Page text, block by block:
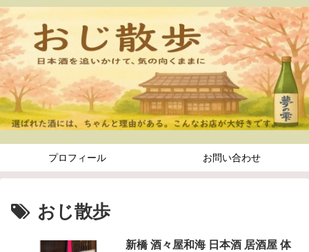
プロフィール お問い合わせ
おじ散歩
新橋 酒々屋和海 日本酒 居酒屋 体